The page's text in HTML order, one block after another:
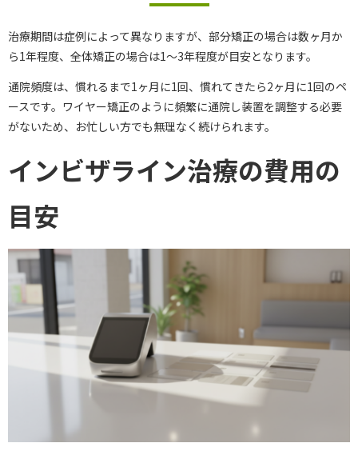
治療期間は症例によって異なりますが、部分矯正の場合は数ヶ月か
ら1年程度、全体矯正の場合は1～3年程度が目安となります。
通院頻度は、慣れるまで1ヶ月に1回、慣れてきたら2ヶ月に1回のペ
ースです。ワイヤー矯正のように頻繁に通院し装置を調整する必要
がないため、お忙しい方でも無理なく続けられます。
インビザライン治療の費用の
目安